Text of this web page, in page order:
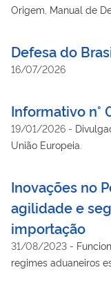
Origem, Manual de
Defesa do
16/07/2026
Informativo
19/01/2026 -
União Europeia.
Inovações no
agilidade e
importação
31/08/2023 -
regimes aduaneiros